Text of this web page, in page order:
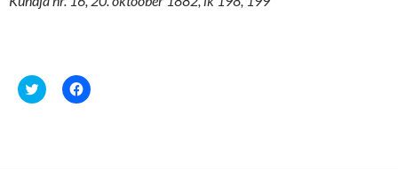
C
l
C
l